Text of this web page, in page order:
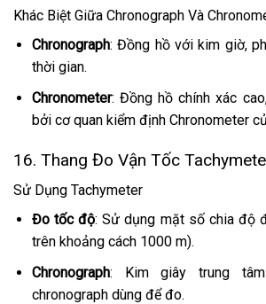
Khác Biệt Giữa Chronograph Và
Chronograph: Đồng hồ với kim giờ,
thời gian.
Chronometer: Đồng hồ chính xác
bởi cơ quan kiểm định Chronometer
16. Thang Đo Vận Tốc
Sử Dụng Tachymeter
Đo tốc độ: Sử dụng mặt số chia độ
trên khoảng cách 1000 m).
Chronograph: Kim giây trung
chronograph dùng để đo.